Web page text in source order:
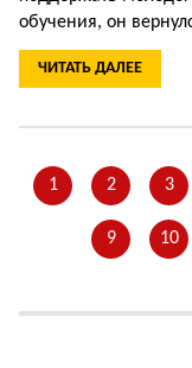
обучения, он
ЧИТАТЬ ДАЛЕЕ
1 2 3
9 10